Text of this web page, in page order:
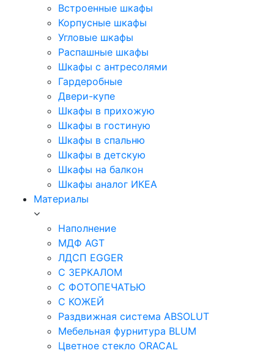
Встроенные шкафы
Корпусные шкафы
Угловые шкафы
Распашные шкафы
Шкафы с антресолями
Гардеробные
Двери-купе
Шкафы в прихожую
Шкафы в гостиную
Шкафы в спальню
Шкафы в детскую
Шкафы на балкон
Шкафы аналог ИКЕА
Материалы
Наполнение
МДФ AGT
ЛДСП EGGER
С ЗЕРКАЛОМ
С ФОТОПЕЧАТЬЮ
С КОЖЕЙ
Раздвижная система ABSOLUT
Мебельная фурнитура BLUM
Цветное стекло ORACAL